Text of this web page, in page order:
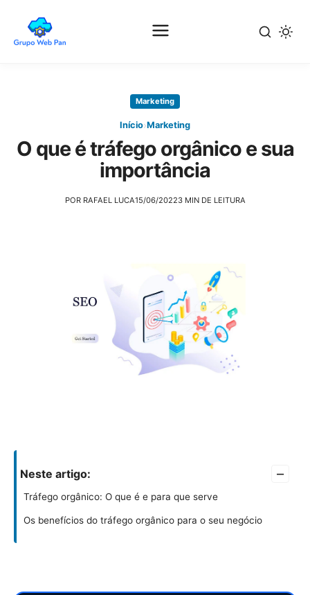
principal
Marketing
Início›Marketing
O que é tráfego orgânico e sua
importância
POR RAFAEL LUCA15/06/20223 MIN DE LEITURA
Neste artigo: –
Tráfego orgânico: O que é e para que serve
Os benefícios do tráfego orgânico para o seu negócio